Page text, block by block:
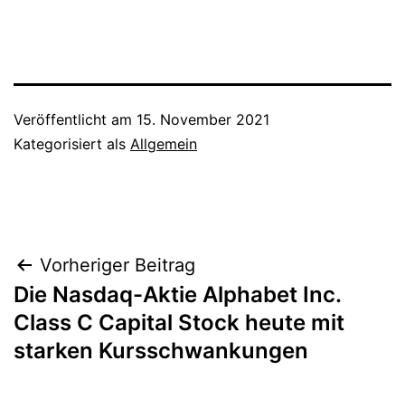
Veröffentlicht am 15. November 2021
Kategorisiert als Allgemein
Beitragsnavigation
Vorheriger Beitrag
Die Nasdaq-Aktie Alphabet Inc.
Class C Capital Stock heute mit
starken Kursschwankungen